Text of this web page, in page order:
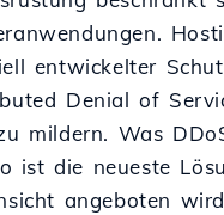
entwickelter
Denial of
mildern. Was
ist die neueste
angeboten